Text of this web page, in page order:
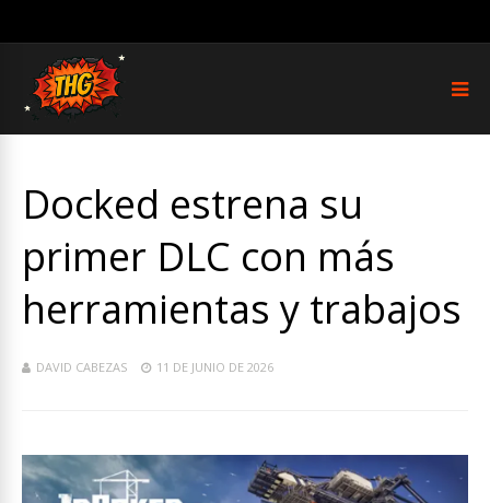
Docked estrena su
primer DLC con más
herramientas y trabajos
DAVID CABEZAS 11 DE JUNIO DE 2026